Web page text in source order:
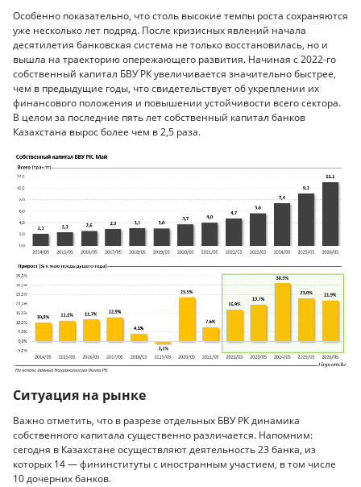
Особенно показательно, что столь высокие темпы роста сохраняются
уже несколько лет подряд. После кризисных явлений начала
десятилетия банковская система не только восстановилась, но и
вышла на траекторию опережающего развития. Начиная с 2022-го
собственный капитал БВУ РК увеличивается значительно быстрее,
чем в предыдущие годы, что свидетельствует об укреплении их
финансового положения и повышении устойчивости всего сектора.
В целом за последние пять лет собственный капитал банков
Казахстана вырос более чем в 2,5 раза.
Ситуация на рынке
Важно отметить, что в разрезе отдельных БВУ РК динамика
собственного капитала существенно различается. Напомним:
сегодня в Казахстане осуществляют деятельность 23 банка, из
которых 14 — фининституты с иностранным участием, в том числе
10 дочерних банков.